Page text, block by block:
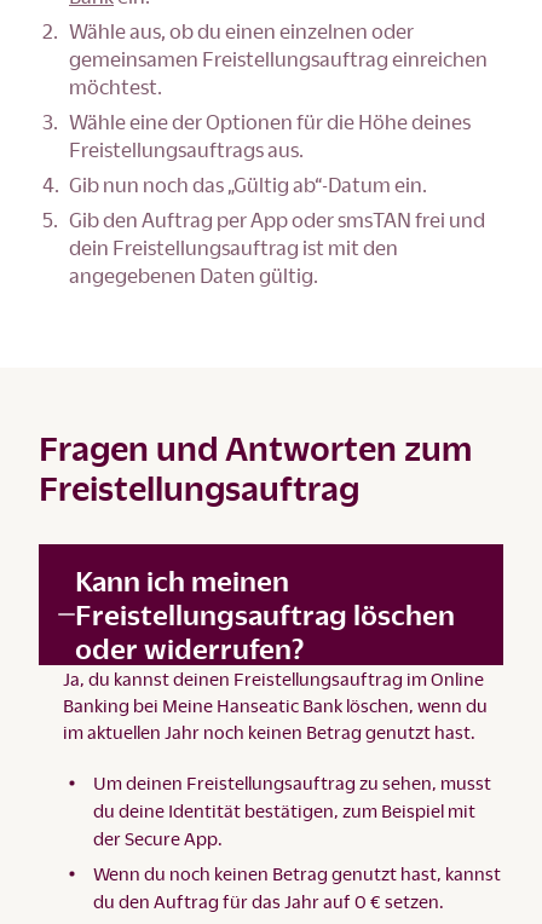
Wähle aus, ob du einen einzelnen oder
gemeinsamen Freistellungsauftrag einreichen
möchtest.
Wähle eine der Optionen für die Höhe deines
Freistellungsauftrags aus.
Gib nun noch das „Gültig ab“-Datum ein.
Gib den Auftrag per App oder smsTAN frei und
dein Freistellungsauftrag ist mit den
angegebenen Daten gültig.
Fragen und Antworten zum
Freistellungsauftrag
Kann ich meinen
Freistellungsauftrag löschen
oder widerrufen?
Ja, du kannst deinen Freistellungsauftrag imOnline
Banking bei Meine Hanseatic Bank löschen, wenn du
im aktuellen Jahr noch keinen Betrag genutzt hast.
Um deinen Freistellungsauftrag zu sehen, musst
du deine Identität bestätigen, zum Beispiel mit
derSecure App
Wenn du noch keinen Betrag genutzt hast, kannst
du den Auftrag für das Jahr auf 0 € setzen.